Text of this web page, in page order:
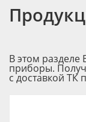
В этом
приборы.
с доставкой ТК